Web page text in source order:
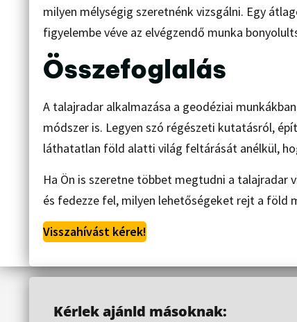
milyen mélységig szeretnénk vizsgálni. Egy
figyelembe véve az elvégzendő munka
Összefoglalás
A talajradar alkalmazása a geodéziai
módszer is. Legyen szó régészeti kutatásról,
láthatatlan föld alatti világ feltárását anélkül,
Ha Ön is szeretne többet megtudni a talajradar
és fedezze fel, milyen lehetőségeket rejt a föld
Visszahívást kérek!
Kérlek ajánld másoknak: